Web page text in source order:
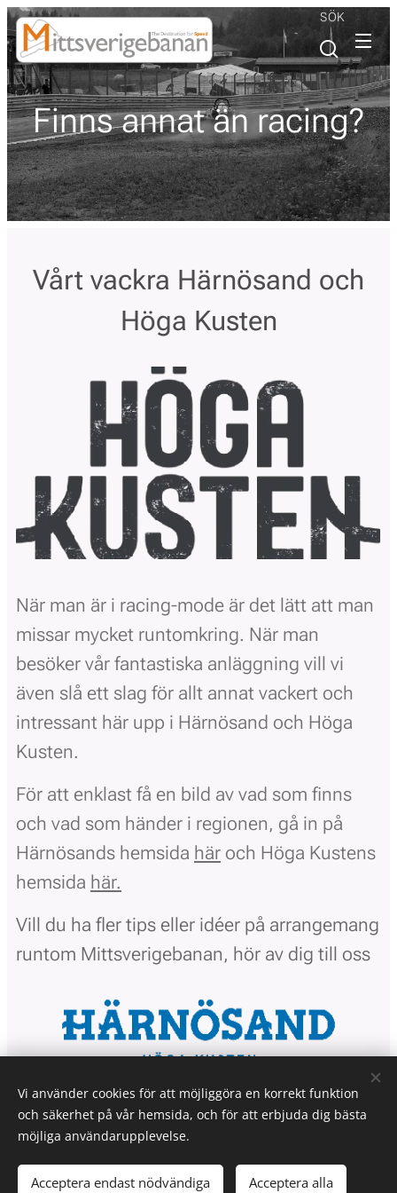
SÖK
Finns annat än racing?
Vårt vackra Härnösand och
Höga Kusten
När man är i racing-mode är det lätt att man
missar mycket runtomkring. När man
besöker vår fantastiska anläggning vill vi
även slå ett slag för allt annat vackert och
intressant här upp i Härnösand och Höga
Kusten.
För att enklast få en bild av vad som finns
och vad som händer i regionen, gå in på
Härnösands hemsida här och Höga Kustens
hemsida här.
Vill du ha fler tips eller idéer på arrangemang
runtom Mittsverigebanan, hör av dig till oss
Norrlands Motorpark AB med Mittsverigebanan -
Sidan skapad av Invest Nordic Ltd.
Cookies
Vi använder cookies för att möjliggöra en korrekt funktion
och säkerhet på vår hemsida, och för att erbjuda dig bästa
möjliga användarupplevelse.
Acceptera endast nödvändiga Acceptera alla